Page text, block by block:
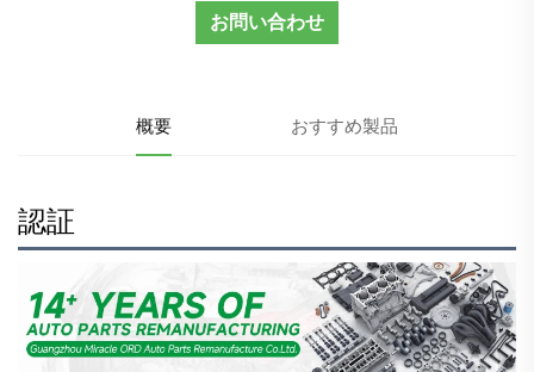
お問い合わせ
概要 おすすめ製品
認証